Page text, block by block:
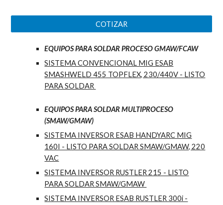
COTIZAR
EQUIPOS PARA SOLDAR PROCESO GMAW/FCAW
SISTEMA CONVENCIONAL MIG ESAB
SMASHWELD 455 TOPFLEX, 230/440V - LISTO
PARA SOLDAR
EQUIPOS PARA SOLDAR MULTIPROCESO
(SMAW/GMAW)
SISTEMA INVERSOR ESAB HANDYARC MIG
160I - LISTO PARA SOLDAR SMAW/GMAW, 220
VAC
SISTEMA INVERSOR RUSTLER 215 - LISTO
PARA SOLDAR SMAW/GMAW
SISTEMA INVERSOR ESAB RUSTLER 300i -